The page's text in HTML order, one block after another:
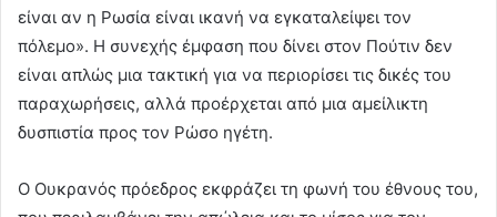
είναι αν η Ρωσία είναι ικανή να εγκαταλείψει τον
πόλεμο». Η συνεχής έμφαση που δίνει στον Πούτιν δεν
είναι απλώς μια τακτική για να περιορίσει τις δικές του
παραχωρήσεις, αλλά προέρχεται από μια αμείλικτη
δυσπιστία προς τον Ρώσο ηγέτη.
Ο Ουκρανός πρόεδρος εκφράζει τη φωνή του έθνους του,